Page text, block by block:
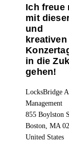
Ich freue
mit
und
kreativen
in die
gehen!
LocksBridge
Management
855 Boylston
Boston, MA
United States